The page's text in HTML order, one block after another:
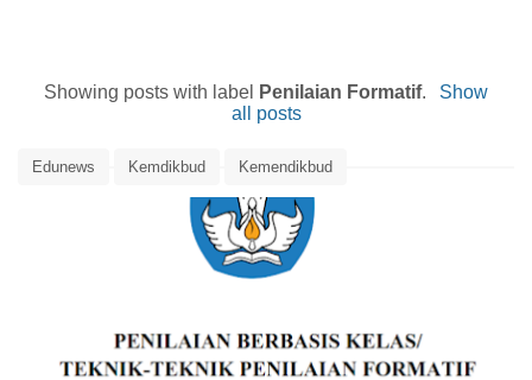
Showing posts with label Penilaian Formatif.
Show
all posts
Edunews Kemdikbud Kemendikbud
Pengertian Penilaian Formatif Penilaian Berbasis Kelas
Teknik Penilaian Formatif
Teknik Penilaian Formatif untuk SMP